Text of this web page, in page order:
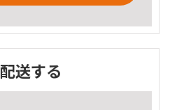
配送する